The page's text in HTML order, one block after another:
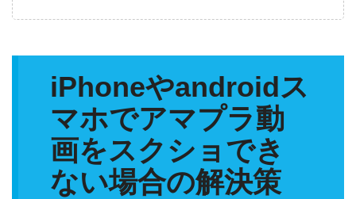
iPhoneやandroidス
マホでアマプラ動
画をスクショでき
ない場合の解決策